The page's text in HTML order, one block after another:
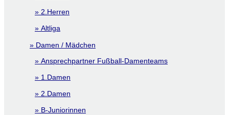
2.Herren
Altliga
Damen / Mädchen
Ansprechpartner Fußball-Damenteams
1.Damen
2.Damen
B-Juniorinnen